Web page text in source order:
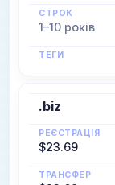
СТРОК
1–10 років
ТЕГИ
.biz
РЕЄСТРАЦІЯ
$23.69
ТРАНСФЕР